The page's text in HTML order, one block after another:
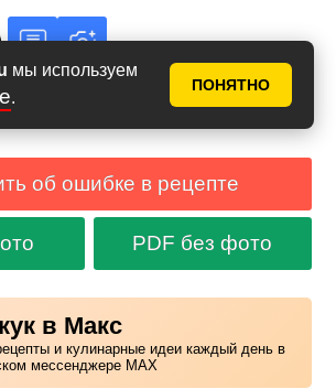
мы используем
.
ПОНЯТНО
об ошибке в рецепте
PDF без фото
в Макс
и кулинарные идеи каждый день в
мессенджере MAX